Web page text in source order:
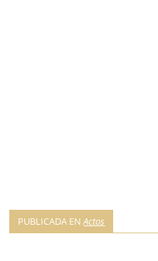
PUBLICADA ENActos